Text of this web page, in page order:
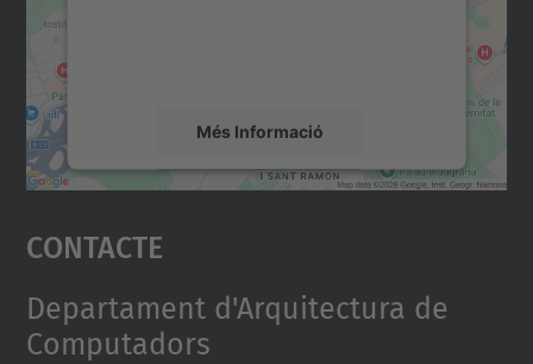
Més Informació
Accepta
powered by
Contacte
Departament d'Arquitectura de
Computadors